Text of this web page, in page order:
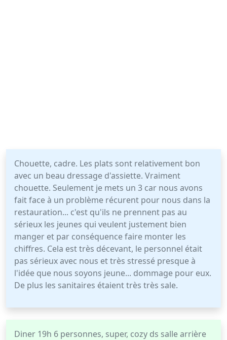
Chouette, cadre. Les plats sont relativement bon
avec un beau dressage d'assiette. Vraiment
chouette. Seulement je mets un 3 car nous avons
fait face à un problème récurent pour nous dans la
restauration... c'est qu'ils ne prennent pas au
sérieux les jeunes qui veulent justement bien
manger et par conséquence faire monter les
chiffres. Cela est très décevant, le personnel était
pas sérieux avec nous et très stressé presque à
l'idée que nous soyons jeune... dommage pour eux.
De plus les sanitaires étaient très très sale.
Diner 19h 6 personnes, super, cozy ds salle arrière